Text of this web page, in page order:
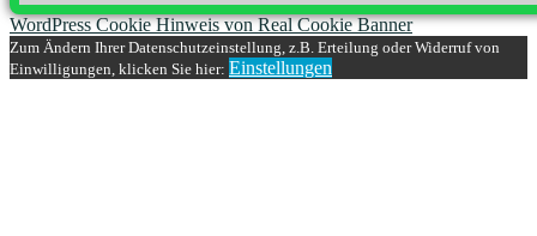
WordPress Cookie Hinweis von Real Cookie Banner
Zum Ändern Ihrer Datenschutzeinstellung, z.B. Erteilung oder Widerruf von
Einwilligungen, klicken Sie hier: Einstellungen